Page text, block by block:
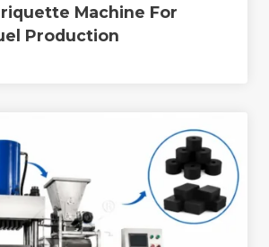
Machine For
Production